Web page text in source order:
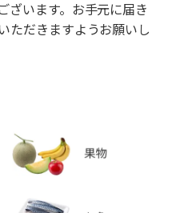
ざいます。お手元に届き
ただきますようお願いし